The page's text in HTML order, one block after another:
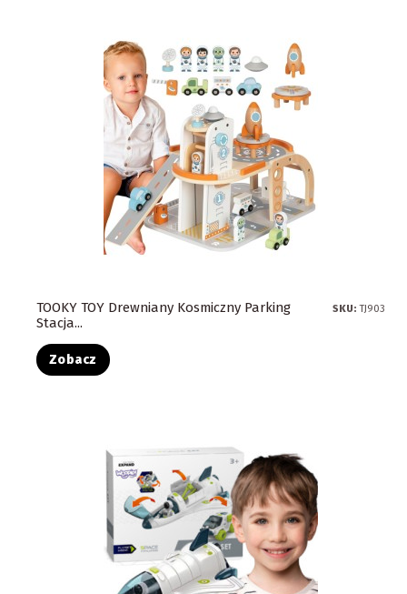
TOOKY TOY Drewniany Kosmiczny Parking
Stacja...
SKU:TJ903
Zobacz